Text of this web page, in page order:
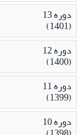
دوره 13
(1401)
دوره 12
(1400)
دوره 11
(1399)
دوره 10